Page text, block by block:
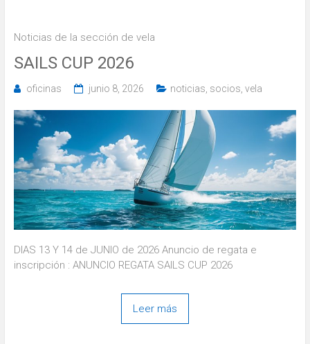
Noticias de la sección de vela
SAILS CUP 2026
oficinas junio 8, 2026 noticias socios vela
DIAS 13 Y 14 de JUNIO de 2026 Anuncio de regata e
inscripción : ANUNCIO REGATA SAILS CUP 2026
Leer más